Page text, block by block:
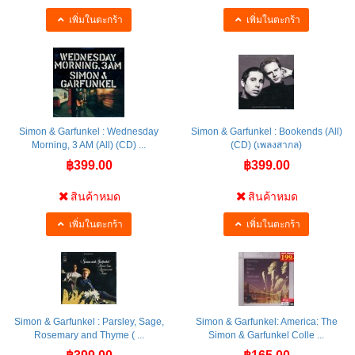
เพิ่มในตะกร้า เพิ่มในตะกร้า
Simon & Garfunkel : Wednesday
Morning, 3 AM (All) (CD) ...
฿399.00
สินค้าหมด
เพิ่มในตะกร้า
Simon & Garfunkel : Bookends (All)
(CD) (เพลงสากล)
฿399.00
สินค้าหมด
เพิ่มในตะกร้า
Simon & Garfunkel : Parsley, Sage,
Rosemary and Thyme ( ...
Simon & Garfunkel: America: The
Simon & Garfunkel Colle ...